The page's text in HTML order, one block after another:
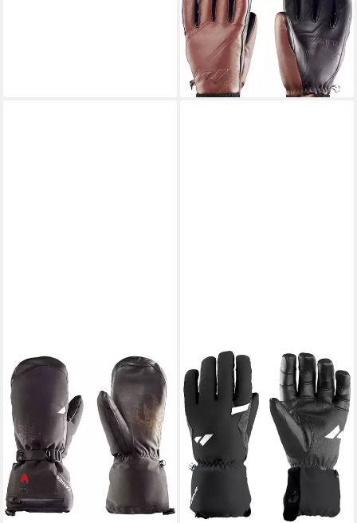
69,95 € UVP129,99 €
-46%
lieferbar - in 2-3 Werktagen bei dir
ZANIER
Skihandschuhe HOT.STX
Beheizbare Fäustlinge für
kalte Wintertage mit
wasserdichter Membran
208,05 € UVP 329,99 €
-37%
lieferbar - in 2-3 Werktagen bei dir